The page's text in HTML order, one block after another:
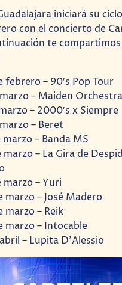
iniciará su
con el concierto de
te
febrero – 90′s Pop Tour
– Maiden Orchestra
– 2000′s x Siempre
– Beret
marzo – Banda MS
marzo – La Gira de
marzo – Yuri
marzo – José Madero
marzo – Reik
marzo – Intocable
– Lupita D’Alessio